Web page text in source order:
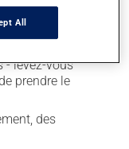
- levez-vous
prendre le
des
All